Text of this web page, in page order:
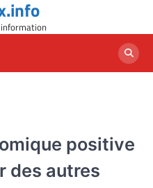
positive
des autres